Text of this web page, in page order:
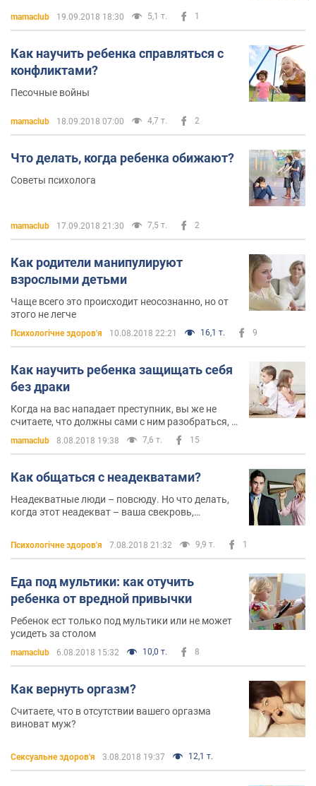
mamaclub 19.09.2018 18:30 5,1 т. 1
Как научить ребенка справляться с
конфликтами?
Песочные войны
mamaclub 18.09.2018 07:00 4,7 т. 2
Что делать, когда ребенка обижают?
Советы психолога
mamaclub 17.09.2018 21:30 7,5 т. 2
Как родители манипулируют
взрослыми детьми
Чаще всего это происходит неосознанно, но от
этого не легче
Психологічне здоров'я 10.08.2018 22:21 16,1 т. 9
Как научить ребенка защищать себя
без драки
Когда на вас нападает преступник, вы же не
считаете, что должны сами с ним разобраться, а
mamaclub 8.08.2018 19:38 7,6 т. 15
Как общаться с неадекватами?
Неадекватные люди – повсюду. Но что делать,
когда этот неадекват – ваша свекровь,
Психологічне здоров'я 7.08.2018 21:32 9,9 т. 1
Еда под мультики: как отучить
ребенка от вредной привычки
Ребенок ест только под мультики или не может
усидеть за столом
mamaclub 6.08.2018 15:32 10,0 т. 8
Как вернуть оргазм?
Считаете, что в отсутствии вашего оргазма
виноват муж?
Сексуальне здоров'я 3.08.2018 19:37 12,1 т.